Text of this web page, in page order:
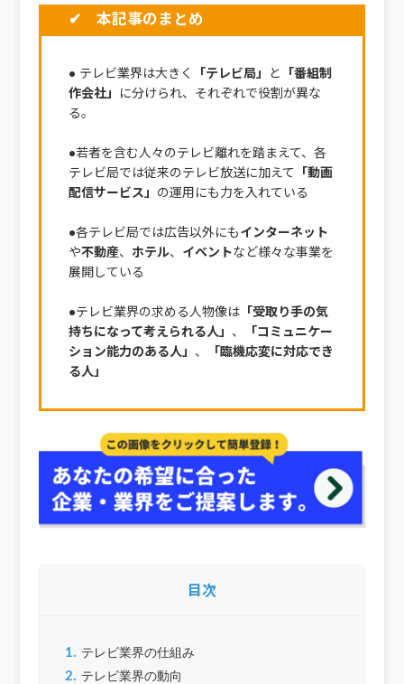
✔ 本記事のまとめ
● テレビ業界は大きく 「テレビ局」 と 「番組制
作会社」
に分けられ、それぞれで役割が異な
る。
●若者を含む人々のテレビ離れを踏まえて、各
テレビ局では従来のテレビ放送に加えて 「動画
配信サービス」 の運用にも力を入れている
●各テレビ局では広告以外にもインターネット
や不動産、 ホテル、 イベントなど様々な事業を
展開している
●テレビ業界の求める人物像は「受取り手の気
持ちになって考えられる人」 、
「コミュニケー
ション能力のある人」 、
「臨機応変に対応でき
る人」
目次
1. テレビ業界の仕組み
2. テレビ業界の動向